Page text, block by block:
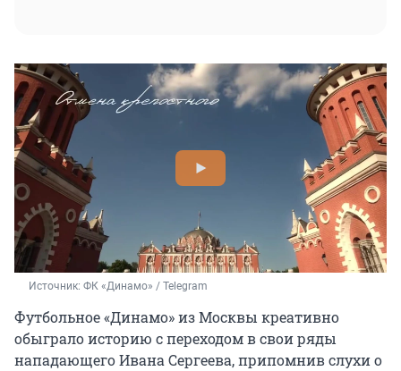
Источник: ФК «Динамо» / Telegram
Футбольное «Динамо» из Москвы креативно
обыграло историю с переходом в свои ряды
нападающего Ивана Сергеева, припомнив слухи о